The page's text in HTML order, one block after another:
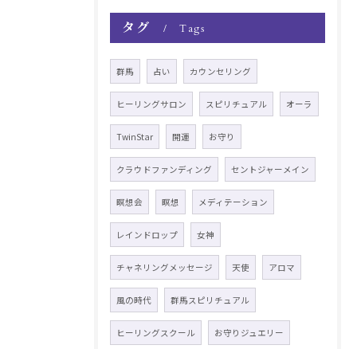
タグ Tags
群馬 占い カウンセリング
ヒーリングサロン スピリチュアル オーラ
TwinStar 開運 お守り
クラウドファンディング セントジャーメイン
瞑想会 瞑想 メディテーション
レインドロップ 女神
チャネリングメッセージ 天使 アロマ
風の時代 群馬スピリチュアル
ヒーリングスクール お守りジュエリー